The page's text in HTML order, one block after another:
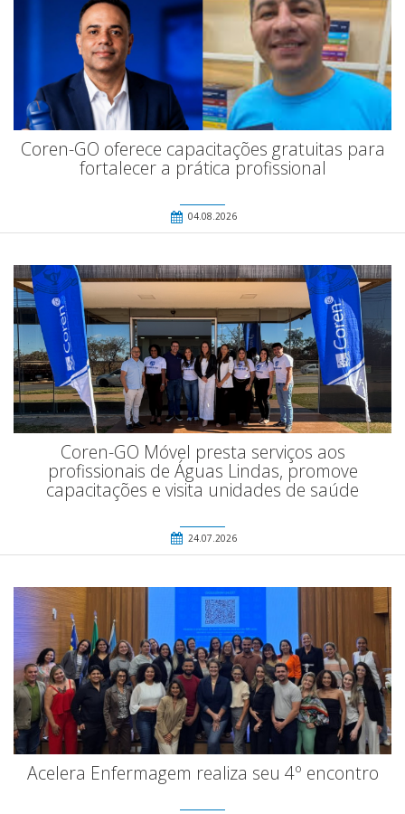
Coren-GO oferece capacitações gratuitas para
fortalecer a prática profissional
04.08.2026
Coren-GO Móvel presta serviços aos
profissionais de Águas Lindas, promove
capacitações e visita unidades de saúde
24.07.2026
Acelera Enfermagem realiza seu 4º encontro